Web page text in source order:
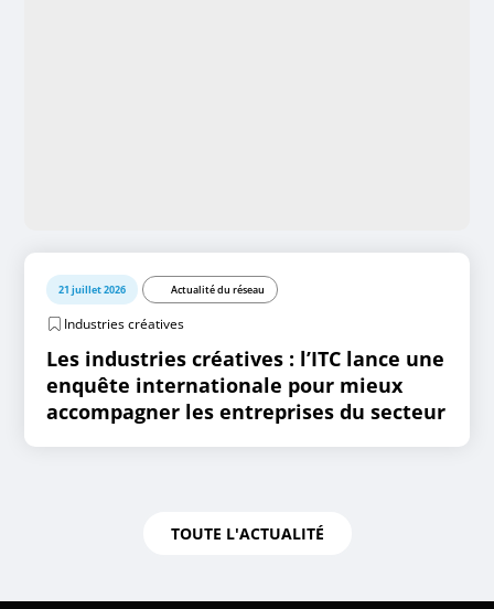
21 juillet 2026 Actualité du réseau
Industries créatives
Les industries créatives : l’ITC lance une
enquête internationale pour mieux
accompagner les entreprises du secteur
TOUTE L'ACTUALITÉ